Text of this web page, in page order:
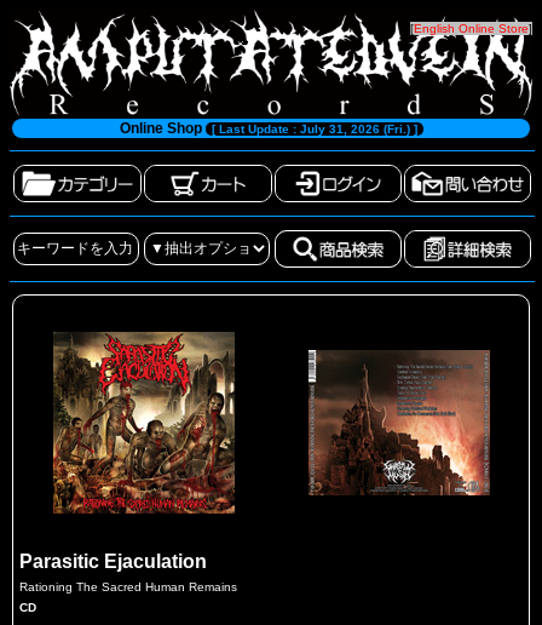
[English Online Store]
Online Shop [ Last Update : July 31, 2026 (Fri.) ]
Parasitic Ejaculation
Rationing The Sacred Human Remains
CD